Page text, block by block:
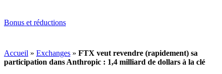
Bonus et réductions
Accueil » Exchanges » FTX veut revendre (rapidement) sa
participation dans Anthropic : 1,4 milliard de dollars à la clé